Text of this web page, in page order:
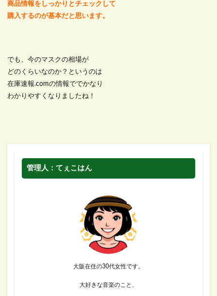
商品情報をしっかりとチェックして
購入するのが基本だと思います。
でも、今のマスクの相場が
どのくらいなのか？というのは
在庫速報.comの情報ででかなり
わかりやすくなりましたね！
管理人：てぇこはん
大阪在住の30代女性です。
大好きな音楽のこと、